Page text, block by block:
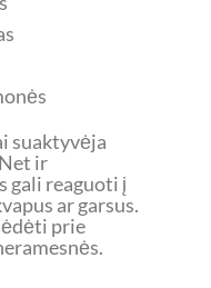
suaktyvėja
ir
gali reaguoti į
ar garsus.
prie